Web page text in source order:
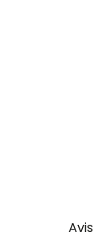
Avis